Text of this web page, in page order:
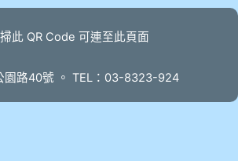
園路40號 。 TEL：03-8323-924